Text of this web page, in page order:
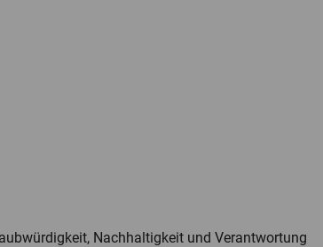
Nachhaltigkeit und Verantwortung